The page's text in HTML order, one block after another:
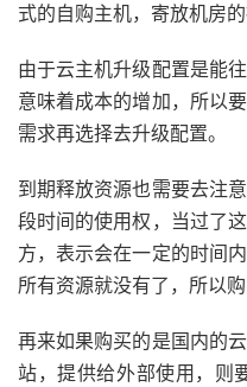
式的自购主机，寄放机房的
由于云主机升级配置是能
意味着成本的增加，所以
需求再选择去升级配置。
到期释放资源也需要去注
段时间的使用权，当过了
方，表示会在一定的时间
所有资源就没有了，所以
再来如果购买的是国内的
站，提供给外部使用，则